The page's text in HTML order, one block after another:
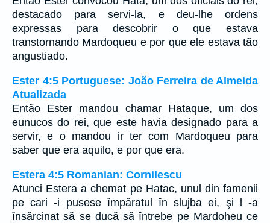
destacado para servi-la, e deu-lhe ordens
expressas para descobrir o que estava
transtornando Mardoqueu e por que ele estava tão
angustiado.
Ester 4:5 Portuguese: João Ferreira de Almeida
Atualizada
Então Ester mandou chamar Hataque, um dos
eunucos do rei, que este havia designado para a
servir, e o mandou ir ter com Mardoqueu para
saber que era aquilo, e por que era.
Estera 4:5 Romanian: Cornilescu
Atunci Estera a chemat pe Hatac, unul din famenii
pe cari -i pusese împăratul în slujba ei, şi l -a
însărcinat să se ducă să întrebe pe Mardoheu ce